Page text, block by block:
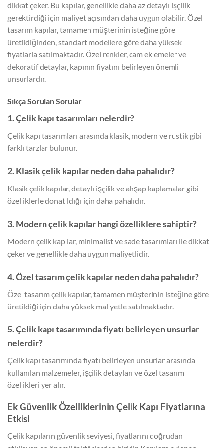
dikkat çeker. Bu kapılar, genellikle daha az detaylı işçilik
gerektirdiği için maliyet açısından daha uygun olabilir. Özel
tasarım kapılar, tamamen müşterinin isteğine göre
üretildiğinden, standart modellere göre daha yüksek
fiyatlarla satılmaktadır. Özel renkler, cam eklemeler ve
dekoratif detaylar, kapının fiyatını belirleyen önemli
unsurlardır.
Sıkça Sorulan Sorular
1. Çelik kapı tasarımları nelerdir?
Çelik kapı tasarımları arasında klasik, modern ve rustik gibi
farklı tarzlar bulunur.
2. Klasik çelik kapılar neden daha pahalıdır?
Klasik çelik kapılar, detaylı işçilik ve ahşap kaplamalar gibi
özelliklerle donatıldığı için daha pahalıdır.
3. Modern çelik kapılar hangi özelliklere sahiptir?
Modern çelik kapılar, minimalist ve sade tasarımları ile dikkat
çeker ve genellikle daha uygun maliyetlidir.
4. Özel tasarım çelik kapılar neden daha pahalıdır?
Özel tasarım çelik kapılar, tamamen müşterinin isteğine göre
üretildiği için daha yüksek maliyetle satılmaktadır.
5. Çelik kapı tasarımında fiyatı belirleyen unsurlar
nelerdir?
Çelik kapı tasarımında fiyatı belirleyen unsurlar arasında
kullanılan malzemeler, işçilik detayları ve özel tasarım
özellikleri yer alır.
Ek Güvenlik Özelliklerinin Çelik Kapı Fiyatlarına
Etkisi
Çelik kapıların güvenlik seviyesi, fiyatlarını doğrudan